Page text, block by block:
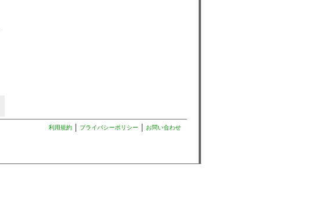
利用規約 プライバシーポリシー お問い合わせ